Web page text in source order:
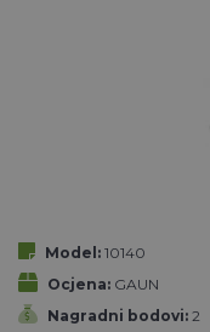
Model: 10140
Ocjena: GAUN
Nagradni bodovi: 2